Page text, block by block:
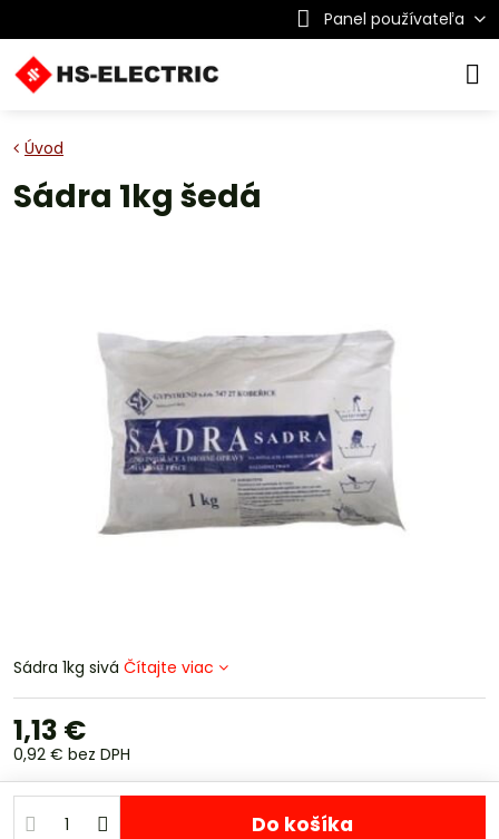
Panel používateľa
Úvod
Sádra 1kg šedá
Sádra 1kg sivá Čítajte viac
1,13 €
0,92 € bez DPH
Do košíka